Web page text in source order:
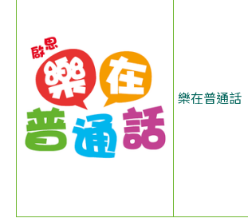
樂在普通話